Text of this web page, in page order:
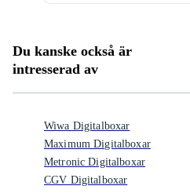
Du kanske också är
intresserad av
Wiwa Digitalboxar
Maximum Digitalboxar
Metronic Digitalboxar
CGV Digitalboxar